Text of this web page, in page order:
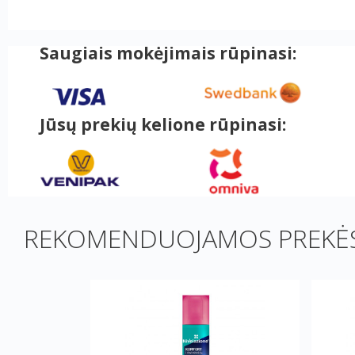
Saugiais mokėjimais rūpinasi:
Jūsų prekių kelione rūpinasi:
REKOMENDUOJAMOS